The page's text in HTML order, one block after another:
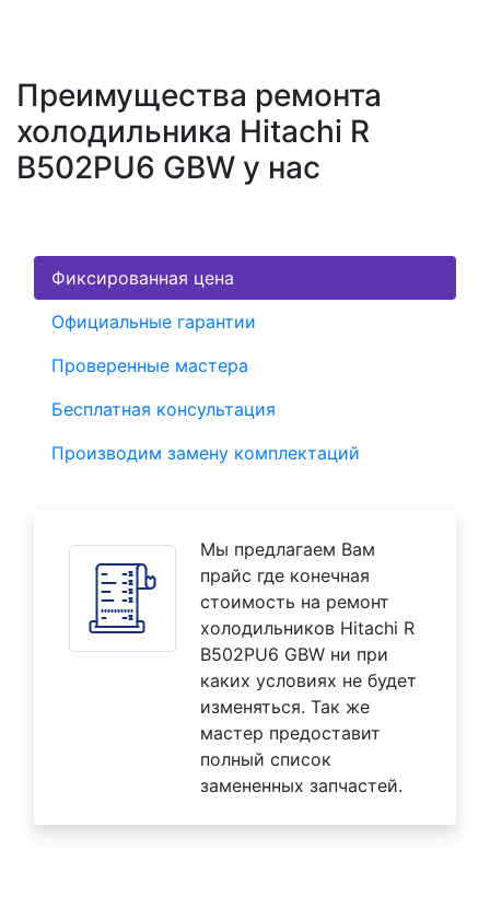
Преимущества ремонта
холодильника Hitachi R
B502PU6 GBW у нас
Фиксированная цена
Официальные гарантии
Проверенные мастера
Бесплатная консультация
Производим замену комплектаций
Мы предлагаем Вам
прайс где конечная
стоимость на ремонт
холодильников Hitachi R
B502PU6 GBW ни при
каких условиях не будет
изменяться. Так же
мастер предоставит
полный список
замененных запчастей.